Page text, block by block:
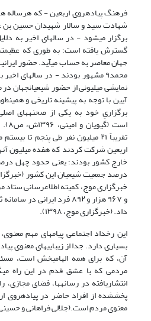
فرهنگ پیادهروی اربعین - که هرساله
شهادت سید و سالار شهیدان حسین بن
برگزار میشود - در سالهای اخیر به
گسترش یافته است؛ به طوری که
جهان معاصر به حساب میآید. حضور
محمد۹مشهور بودند - در سالهای اخیر
نمایشی میلیونی از حضور شیعیانجهان
آیین با توجه به پیشینه تاریخی و
برگزاریِ خود به یکی از صحنههای
است(گیویان و امینی، ۱۳۹۶ش، ص۸)
تقریباً ۲۱ میلیون نفر طی پنجم تا
اربعین شرکت کردند که هفده میلیون
درصد جمعیت شیعیان این کشور
داد.(خبرگزاری موج،۱۳۹۸) .
این رخداد اجتماعی پیامهای مهم
بسیاری دارد. جدا از زیباییهای معنوی
آن، که برای همه الهامبخش است،
مردمی که با عشق قدم در این راه
انتشاریافته در رسانهها، فضای مجازی،
پخششده از افراد حاضر در پیادهروی
معنوی مردم است.(جلالی فراهانی و